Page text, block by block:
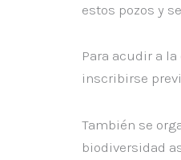
estos pozos y
Para acudir a
inscribirse
También se
biodiversidad